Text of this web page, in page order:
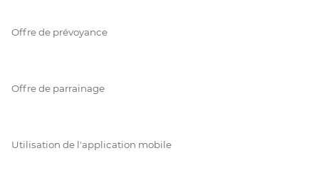
Offre de prévoyance
Offre de parrainage
Utilisation de l'application mobile